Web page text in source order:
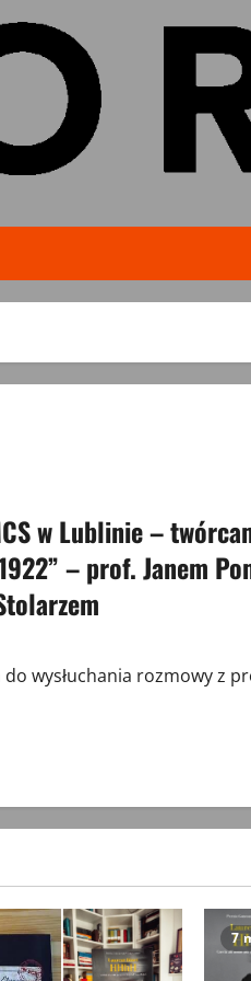
w Lublinie –
– prof. Janem
wysłuchania rozmowy z
7